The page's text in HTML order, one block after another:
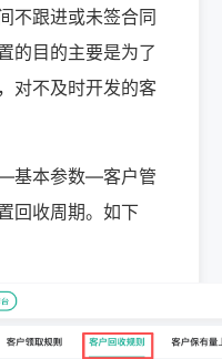
不跟进或未签合同
的目的主要是为了
对不及时开发的客
基本参数—客户管
回收周期。如下